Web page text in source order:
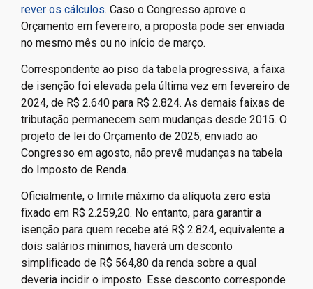
rever os cálculos. Caso o Congresso aprove o
Orçamento em fevereiro, a proposta pode ser enviada
no mesmo mês ou no início de março.
Correspondente ao piso da tabela progressiva, a faixa
de isenção foi elevada pela última vez em fevereiro de
2024, de R$ 2.640 para R$ 2.824. As demais faixas de
tributação permanecem sem mudanças desde 2015. O
projeto de lei do Orçamento de 2025, enviado ao
Congresso em agosto, não prevê mudanças na tabela
do Imposto de Renda.
Oficialmente, o limite máximo da alíquota zero está
fixado em R$ 2.259,20. No entanto, para garantir a
isenção para quem recebe até R$ 2.824, equivalente a
dois salários mínimos, haverá um desconto
simplificado de R$ 564,80 da renda sobre a qual
deveria incidir o imposto. Esse desconto corresponde